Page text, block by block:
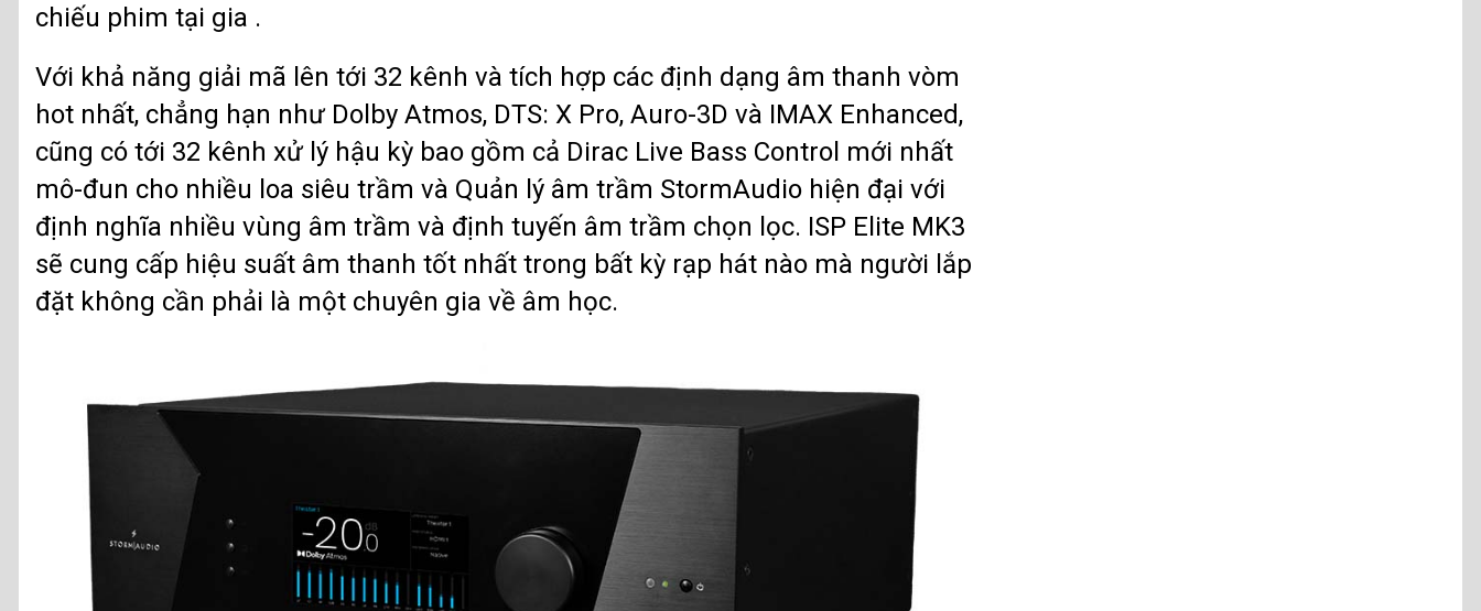
chiếu phim tại gia .
Với khả năng giải mã lên tới 32 kênh và tích hợp các định dạng âm thanh vòm
hot nhất, chẳng hạn như Dolby Atmos, DTS: X Pro, Auro-3D và IMAX Enhanced,
cũng có tới 32 kênh xử lý hậu kỳ bao gồm cả Dirac Live Bass Control mới nhất
mô-đun cho nhiều loa siêu trầm và Quản lý âm trầm StormAudio hiện đại với
định nghĩa nhiều vùng âm trầm và định tuyến âm trầm chọn lọc. ISP Elite MK3
sẽ cung cấp hiệu suất âm thanh tốt nhất trong bất kỳ rạp hát nào mà người lắp
đặt không cần phải là một chuyên gia về âm học.